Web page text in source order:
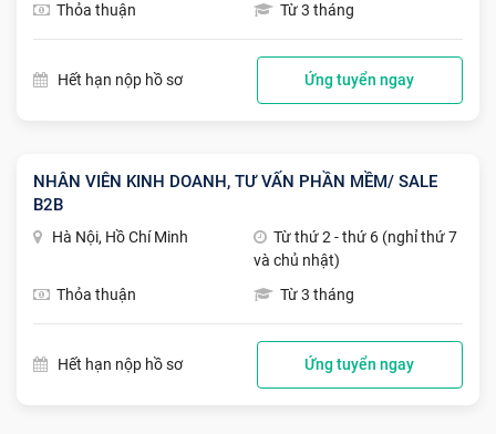
Thỏa thuận
Từ 3 tháng
Hết hạn nộp hồ sơ Ứng tuyển ngay
NHÂN VIÊN KINH DOANH, TƯ VẤN PHẦN MỀM/ SALE
B2B
Hà Nội, Hồ Chí Minh
Từ thứ 2 - thứ 6 (nghỉ thứ 7
và chủ nhật)
Thỏa thuận
Từ 3 tháng
Hết hạn nộp hồ sơ Ứng tuyển ngay